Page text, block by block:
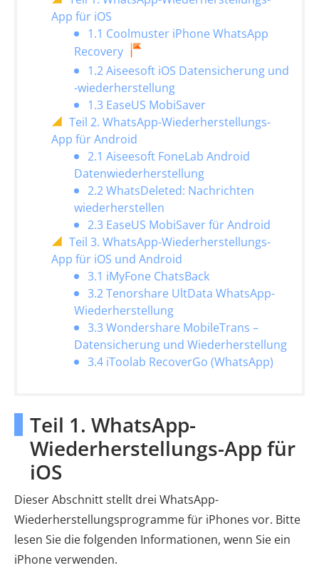
App für iOS
1.1 Coolmuster iPhone WhatsApp
Recovery
1.2 Aiseesoft iOS Datensicherung und
-wiederherstellung
1.3 EaseUS MobiSaver
Teil 2. WhatsApp-Wiederherstellungs-
App für Android
2.1 Aiseesoft FoneLab Android
Datenwiederherstellung
2.2 WhatsDeleted: Nachrichten
wiederherstellen
2.3 EaseUS MobiSaver für Android
Teil 3. WhatsApp-Wiederherstellungs-
App für iOS und Android
3.1 iMyFone ChatsBack
3.2 Tenorshare UltData WhatsApp-
Wiederherstellung
3.3 Wondershare MobileTrans –
Datensicherung und Wiederherstellung
3.4 iToolab RecoverGo (WhatsApp)
Teil 1. WhatsApp-
Wiederherstellungs-App für
iOS
Dieser Abschnitt stellt drei WhatsApp-
Wiederherstellungsprogramme für iPhones vor. Bitte
lesen Sie die folgenden Informationen, wenn Sie ein
iPhone verwenden.